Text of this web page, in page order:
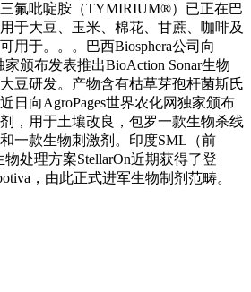
氟吡啶胺（TYMIRIUM®）已正在巴
于大豆、玉米、棉花、甘蔗、咖啡及
用于。。。巴西Biosphera公司向
家颁布发表推出BioAction Sonar生物
豆研发。产物含有枯草芽孢杆菌斯氏
日向AgroPages世界农化网独家颁布
，用于土壤改良，包罗一款生物杀线
一款生物刺激剂。印度SML（前
物处理方案StellarOn近期获得了登
，由此正式进军生物制剂范畴。